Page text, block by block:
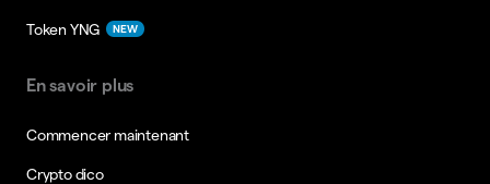
Token YNG NEW
En savoir plus
Commencer maintenant
Crypto dico